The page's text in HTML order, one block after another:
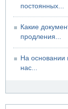
постоянных...
Какие
продления...
На основании
нас...